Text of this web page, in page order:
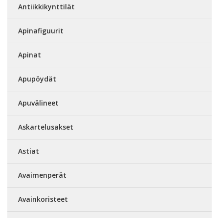
Antiikkikynttilät
Apinafiguurit
Apinat
Apupöydät
Apuvälineet
Askartelusakset
Astiat
Avaimenperät
Avainkoristeet